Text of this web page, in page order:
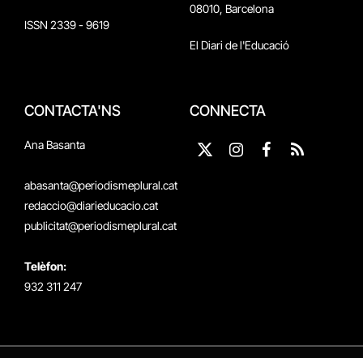
ISSN 2339 - 9619
08010, Barcelona
El Diari de l'Educació
CONTACTA'NS
Ana Basanta
abasanta@periodismeplural.cat
redaccio@diarieducacio.cat
publicitat@periodismeplural.cat
Telèfon:
932 311 247
CONNECTA
X
Instagram
Facebook
RSS